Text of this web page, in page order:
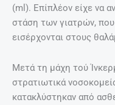
(ml). Επίπλέον είχε να
στάση των γιατρών,
εισέρχονται στους
Μετά τη μάχη τού
στρατιωτικά
κατακλύστηκαν από